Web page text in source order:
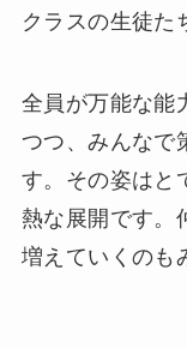
クラスの生徒た
全員が万能な能
つつ、みんなで
す。その姿はと
熱な展開です。
増えていくのも